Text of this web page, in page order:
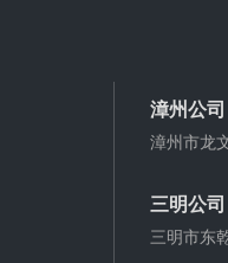
漳州公司
漳州市龙
三明公司
三明市东